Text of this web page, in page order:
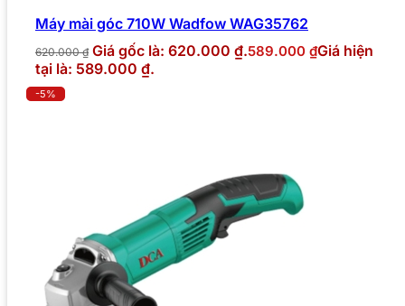
Máy mài góc 710W Wadfow WAG35762
620.000₫ Giá gốc là: 620.000 ₫.589.000 ₫Giá hiện
tại là: 589.000 ₫.
-5%